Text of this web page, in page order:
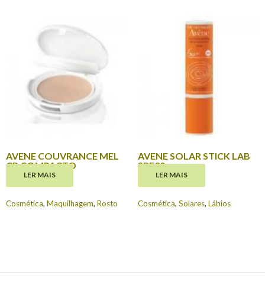
AVENE COUVRANCE MEL
CR COMPACTO
19.13
LER MAIS
Cosmética, Maquilhagem, Rosto
AVENE SOLAR STICK LAB
SPF30
8.80
LER MAIS
Cosmética, Solares, Lábios